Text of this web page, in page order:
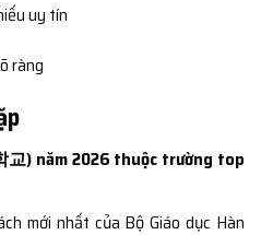
uy tín
ràng
교) năm 2026 thuộc trường top
mới nhất của Bộ Giáo dục Hàn